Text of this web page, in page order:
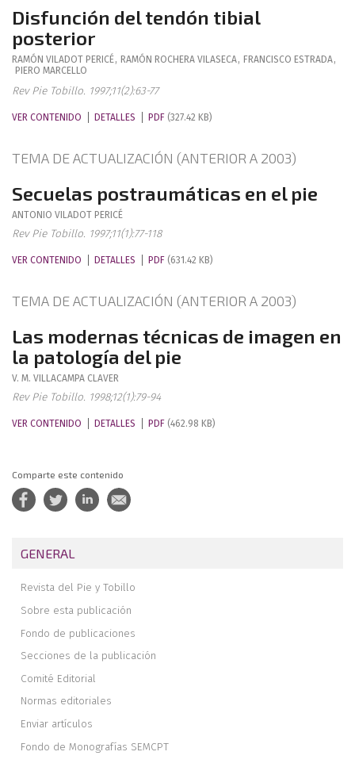
Disfunción del tendón tibial
posterior
RAMÓN VILADOT PERICÉ, RAMÓN ROCHERA VILASECA, FRANCISCO ESTRADA,
PIERO MARCELLO
Rev Pie Tobillo. 1997;11(2):63-77
VER CONTENIDO DETALLES PDF (327.42 KB)
TEMA DE ACTUALIZACIÓN (ANTERIOR A 2003)
Secuelas postraumáticas en el pie
ANTONIO VILADOT PERICÉ
Rev Pie Tobillo. 1997;11(1):77-118
VER CONTENIDO DETALLES PDF (631.42 KB)
TEMA DE ACTUALIZACIÓN (ANTERIOR A 2003)
Las modernas técnicas de imagen en
la patología del pie
V. M. VILLACAMPA CLAVER
Rev Pie Tobillo. 1998;12(1):79-94
VER CONTENIDO DETALLES PDF (462.98 KB)
Comparte este contenido
GENERAL
Revista del Pie y Tobillo
Sobre esta publicación
Fondo de publicaciones
Secciones de la publicación
Comité Editorial
Normas editoriales
Enviar artículos
Fondo de Monografías SEMCPT